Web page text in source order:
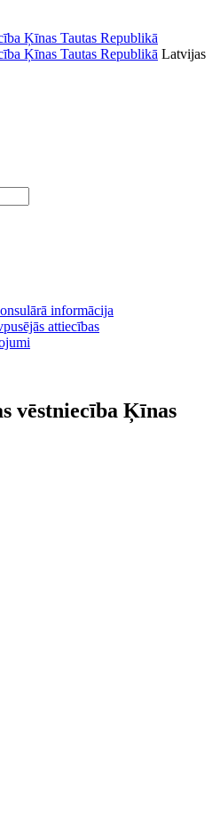
Latvijas
informācija
attiecības
vēstniecība Ķīnas